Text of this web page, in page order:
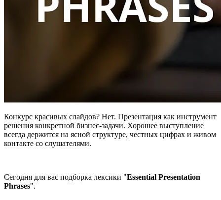
Конкурс красивых слайдов? Нет. Презентация как инструмент
решения конкретной бизнес-задачи. Хорошее выступление
всегда держится на ясной структуре, честных цифрах и живом
контакте со слушателями.
Сегодня для вас подборка лексики "Essential Presentation
Phrases".